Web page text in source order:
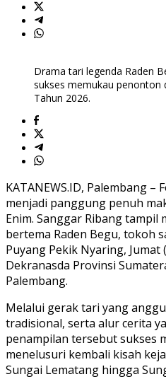
Drama tari legenda Raden
sukses memukau penonton
Tahun 2026.
KATANEWS.ID, Palembang –
menjadi panggung penuh
Enim. Sanggar Ribang tampil
bertema Raden Begu, tokoh
Puyang Pekik Nyaring, Jumat
Dekranasda Provinsi
Palembang.
Melalui gerak tari yang
tradisional, serta alur cerita
penampilan tersebut sukses
menelusuri kembali kisah
Sungai Lematang hingga